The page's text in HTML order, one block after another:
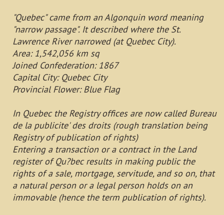
"Quebec" came from an Algonquin word meaning
"narrow passage". It described where the St.
Lawrence River narrowed (at Quebec City).
Area: 1,542,056 km sq
Joined Confederation: 1867
Capital City: Quebec City
Provincial Flower: Blue Flag
In Quebec the Registry offices are now called Bureau
de la publicite' des droits (rough translation being
Registry of publication of rights)
Entering a transaction or a contract in the Land
register of Qu?bec results in making public the
rights of a sale, mortgage, servitude, and so on, that
a natural person or a legal person holds on an
immovable (hence the term publication of rights).